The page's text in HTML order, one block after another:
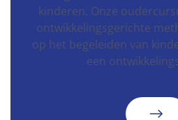
kinderen. Onze
ontwikkelingsgerichte
op het begeleiden van
een